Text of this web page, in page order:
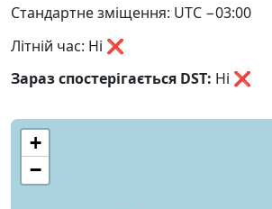
Стандартне зміщення: UTC −03:00
Літній час: Ні ❌
Зараз спостерігається DST: Ні ❌
+
−